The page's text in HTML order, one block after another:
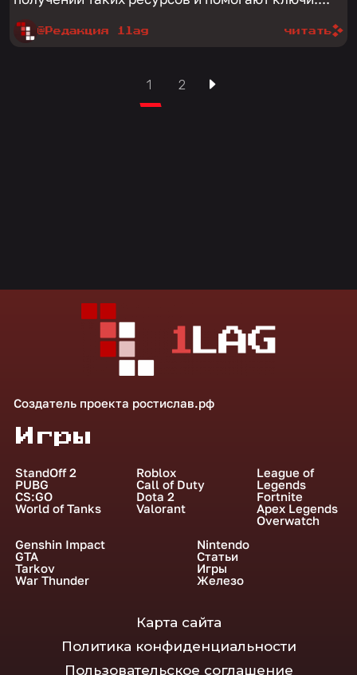
@Редакция 1lag читать
1 2
Создатель проекта ростислав.рф
Игры
StandOff 2
PUBG
CS:GO
World of Tanks
Roblox
Call of Duty
Dota 2
Valorant
League of
Legends
Fortnite
Apex Legends
Overwatch
Genshin Impact
GTA
Tarkov
War Thunder
Nintendo
Статьи
Игры
Железо
Карта сайта
Политика конфиденциальности
Пользовательское соглашение